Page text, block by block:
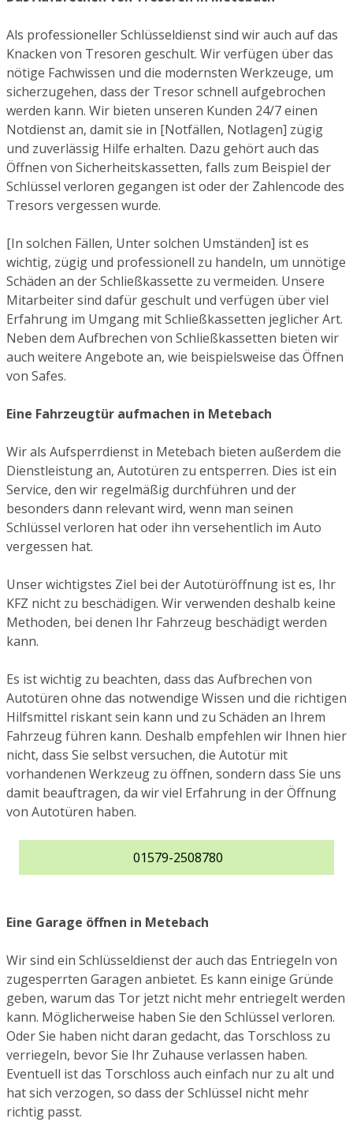
Als professioneller Schlüsseldienst sind wir auch auf das
Knacken von Tresoren geschult. Wir verfügen über das
nötige Fachwissen und die modernsten Werkzeuge, um
sicherzugehen, dass der Tresor schnell aufgebrochen
werden kann. Wir bieten unseren Kunden 24/7 einen
Notdienst an, damit sie in [Notfällen, Notlagen] zügig
und zuverlässig Hilfe erhalten. Dazu gehört auch das
Öffnen von Sicherheitskassetten, falls zum Beispiel der
Schlüssel verloren gegangen ist oder der Zahlencode des
Tresors vergessen wurde.
[In solchen Fällen, Unter solchen Umständen] ist es
wichtig, zügig und professionell zu handeln, um unnötige
Schäden an der Schließkassette zu vermeiden. Unsere
Mitarbeiter sind dafür geschult und verfügen über viel
Erfahrung im Umgang mit Schließkassetten jeglicher Art.
Neben dem Aufbrechen von Schließkassetten bieten wir
auch weitere Angebote an, wie beispielsweise das Öffnen
von Safes.
Eine Fahrzeugtür aufmachen in Metebach
Wir als Aufsperrdienst in Metebach bieten außerdem die
Dienstleistung an, Autotüren zu entsperren. Dies ist ein
Service, den wir regelmäßig durchführen und der
besonders dann relevant wird, wenn man seinen
Schlüssel verloren hat oder ihn versehentlich im Auto
vergessen hat.
Unser wichtigstes Ziel bei der Autotüröffnung ist es, Ihr
KFZ nicht zu beschädigen. Wir verwenden deshalb keine
Methoden, bei denen Ihr Fahrzeug beschädigt werden
kann.
Es ist wichtig zu beachten, dass das Aufbrechen von
Autotüren ohne das notwendige Wissen und die richtigen
Hilfsmittel riskant sein kann und zu Schäden an Ihrem
Fahrzeug führen kann. Deshalb empfehlen wir Ihnen hier
nicht, dass Sie selbst versuchen, die Autotür mit
vorhandenen Werkzeug zu öffnen, sondern dass Sie uns
damit beauftragen, da wir viel Erfahrung in der Öffnung
von Autotüren haben.
01579-2508780
Eine Garage öffnen in Metebach
Wir sind ein Schlüsseldienst der auch das Entriegeln von
zugesperrten Garagen anbietet. Es kann einige Gründe
geben, warum das Tor jetzt nicht mehr entriegelt werden
kann. Möglicherweise haben Sie den Schlüssel verloren.
Oder Sie haben nicht daran gedacht, das Torschloss zu
verriegeln, bevor Sie Ihr Zuhause verlassen haben.
Eventuell ist das Torschloss auch einfach nur zu alt und
hat sich verzogen, so dass der Schlüssel nicht mehr
richtig passt.